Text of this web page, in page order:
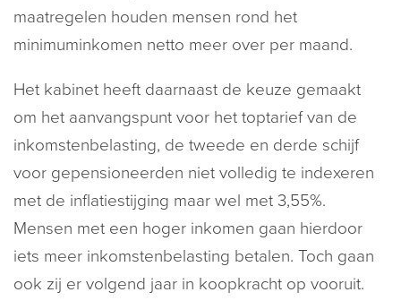
maatregelen houden mensen rond het
minimuminkomen netto meer over per maand.
Het kabinet heeft daarnaast de keuze gemaakt
om het aanvangspunt voor het toptarief van de
inkomstenbelasting, de tweede en derde schijf
voor gepensioneerden niet volledig te indexeren
met de inflatiestijging maar wel met 3,55%.
Mensen met een hoger inkomen gaan hierdoor
iets meer inkomstenbelasting betalen. Toch gaan
ook zij er volgend jaar in koopkracht op vooruit.